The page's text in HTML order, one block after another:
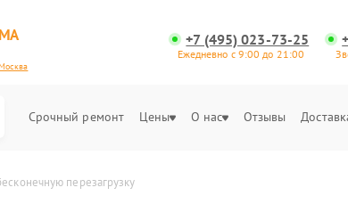
+7 (495) 023-73-25
Ежедневно с 9:00 до 21:00
Срочный ремонт Цены О нас Отзывы
перезагрузку